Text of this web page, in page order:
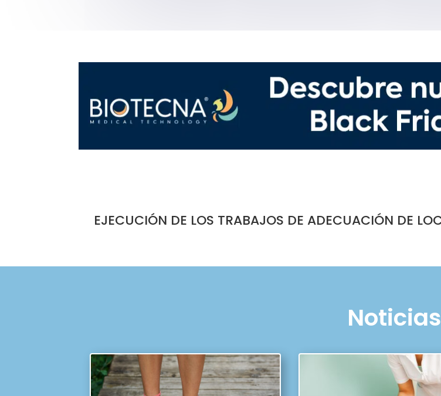
EJECUCIÓN DE LOS TRABAJOS DE ADECUACIÓN DE
Noticias